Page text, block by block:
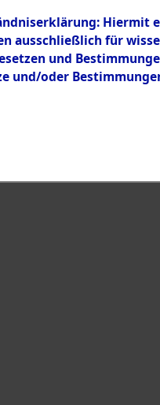
Einen Kommentar
von Daten über
Todesopfer und
Hiermit
ausschließlich für
und
und/oder